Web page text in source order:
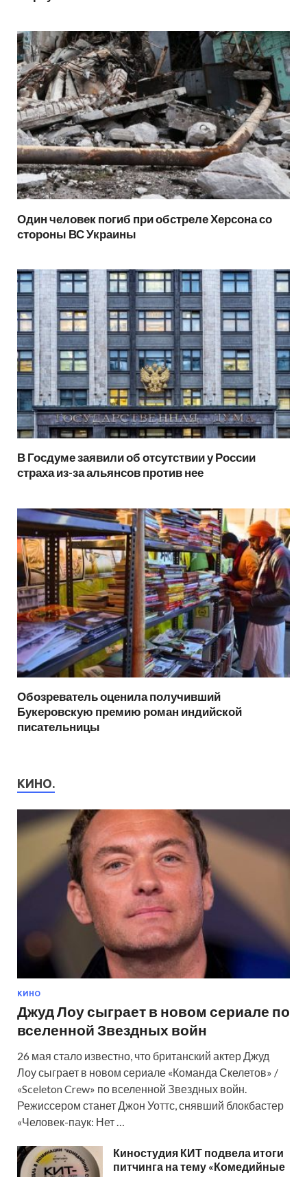
Один человек погиб при обстреле Херсона со
стороны ВС Украины
В Госдуме заявили об отсутствии у России
страха из-за альянсов против нее
Обозреватель оценила получивший
Букеровскую премию роман индийской
писательницы
КИНО.
КИНО
Джуд Лоу сыграет в новом сериале по
вселенной Звездных войн
26 мая стало известно, что британский актер Джуд
Лоу сыграет в новом сериале «Команда Скелетов» /
«Sceleton Crew» по вселенной Звездных войн.
Режиссером станет Джон Уоттс, снявший блокбастер
«Человек-паук: Нет …
Киностудия КИТ подвела итоги
питчинга на тему «Комедийные